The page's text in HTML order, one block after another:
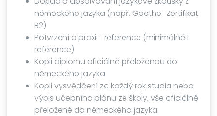
německého jazyka (např. Goethe–Zertifikat
B2)
Potvrzení o praxi - reference (minimálně 1
reference)
Kopii diplomu oficiálně přeloženou do
německého jazyka
Kopii vysvědčení za každý rok studia nebo
výpis učebního plánu ze školy, vše oficiálně
přeložené do německého jazyka